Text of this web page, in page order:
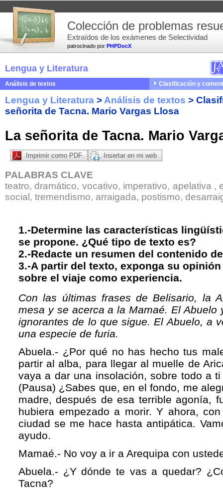
patrocinado por PHPDocX
Colección de problemas
Extraídos de los exámenes de Selectividad
Lengua y Literatura
Análisis de textos Clasificación y
Lengua y Literatura > Análisis de textos >
señorita de Tacna. Mario Vargas Llosa
La señorita de Tacna. Mario
Imprimir como PDF Insertar en mi web
PALABRAS CLAVE
teatro, dramático, vocativo, imperativo, apelativa ,
social, tremendismo, arraigada, postismo,
1.-Determine las características
se propone. ¿Qué tipo de texto es?
2.-Redacte un resumen del contenido
3.-A partir del texto, exponga su
sobre el viaje como experiencia.
Con las últimas frases de Belisario, la
mesa y se acerca a la Mamaé. El Abuelo
ignorantes de lo que sigue. El Abuelo, a
una especie de furia.
Abuela.- ¿Por qué no has hecho tus
partir al alba, para llegar al muelle de
vaya a dar una insolación, sobre todo a
(Pausa) ¿Sabes que, en el fondo, me
madre, después de esa terrible agonía,
hubiera empezado a morir. Y ahora,
ciudad se me hace hasta antipática.
ayudo.
Mamaé.- No voy a ir a Arequipa con
Abuela.- ¿Y dónde te vas a quedar?
Tacna?